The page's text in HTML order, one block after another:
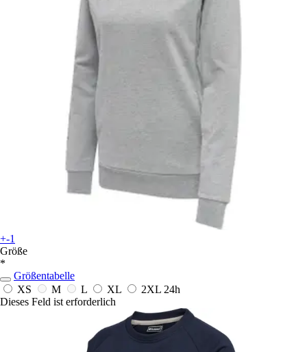
+-1
Größe
*
Größentabelle
XS
M L XL 2XL 24h
Dieses Feld ist erforderlich